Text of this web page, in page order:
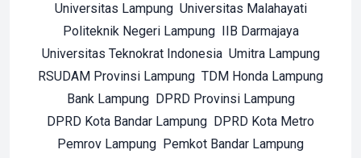
Universitas Lampung Universitas Malahayati
Politeknik Negeri Lampung IIB Darmajaya
Universitas Teknokrat Indonesia Umitra Lampung
RSUDAM Provinsi Lampung TDM Honda Lampung
Bank Lampung DPRD Provinsi Lampung
DPRD Kota Bandar Lampung DPRD Kota Metro
Pemrov Lampung Pemkot Bandar Lampung